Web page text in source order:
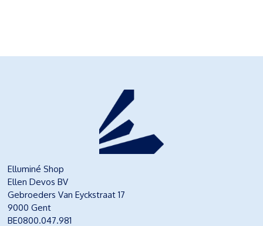
Elluminé Shop
Ellen Devos BV
Gebroeders Van Eyckstraat 17
9000 Gent
BE0800.047.981